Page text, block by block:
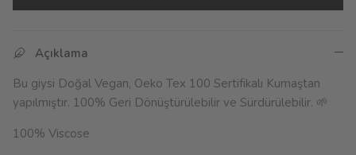
Açıklama
Bu giysi Doğal Vegan, Oeko Tex 100 Sertifikalı Kumaştan
yapılmıştır. 100% Geri Dönüştürülebilir ve Sürdürülebilir. 🌱
100% Viscose